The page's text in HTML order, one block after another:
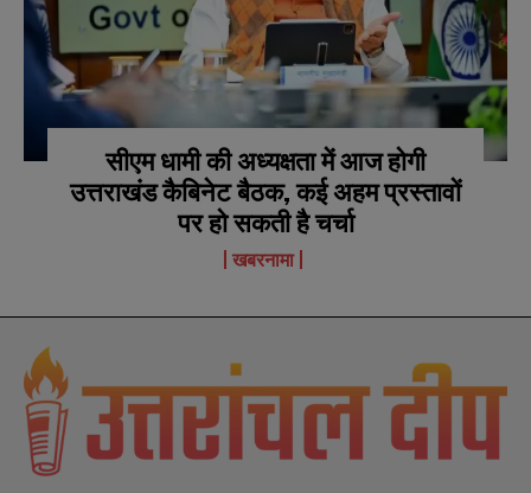
सीएम धामी की अध्यक्षता में आज होगी
उत्तराखंड कैबिनेट बैठक, कई अहम प्रस्तावों
पर हो सकती है चर्चा
खबरनामा